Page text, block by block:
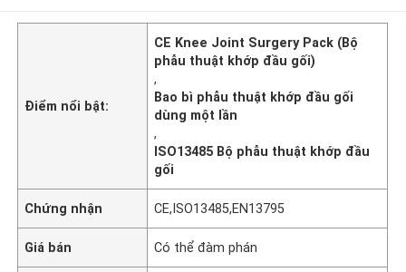
Điểm nổi bật:
CE Knee Joint Surgery Pack (Bộ
phẫu thuật khớp đầu gối)
,
Bao bì phẫu thuật khớp đầu gối
dùng một lần
,
ISO13485 Bộ phẫu thuật khớp đầu
gối
Chứng nhận CE,ISO13485,EN13795
Giá bán Có thể đàm phán